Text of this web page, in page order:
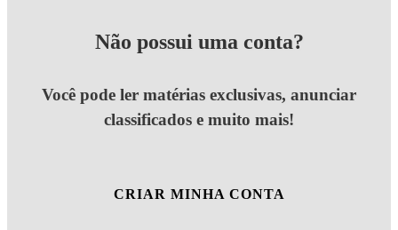
Não possui uma conta?
Você pode ler matérias exclusivas, anunciar
classificados e muito mais!
CRIAR MINHA CONTA